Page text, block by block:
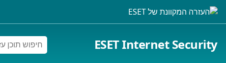
ESET Internet Security